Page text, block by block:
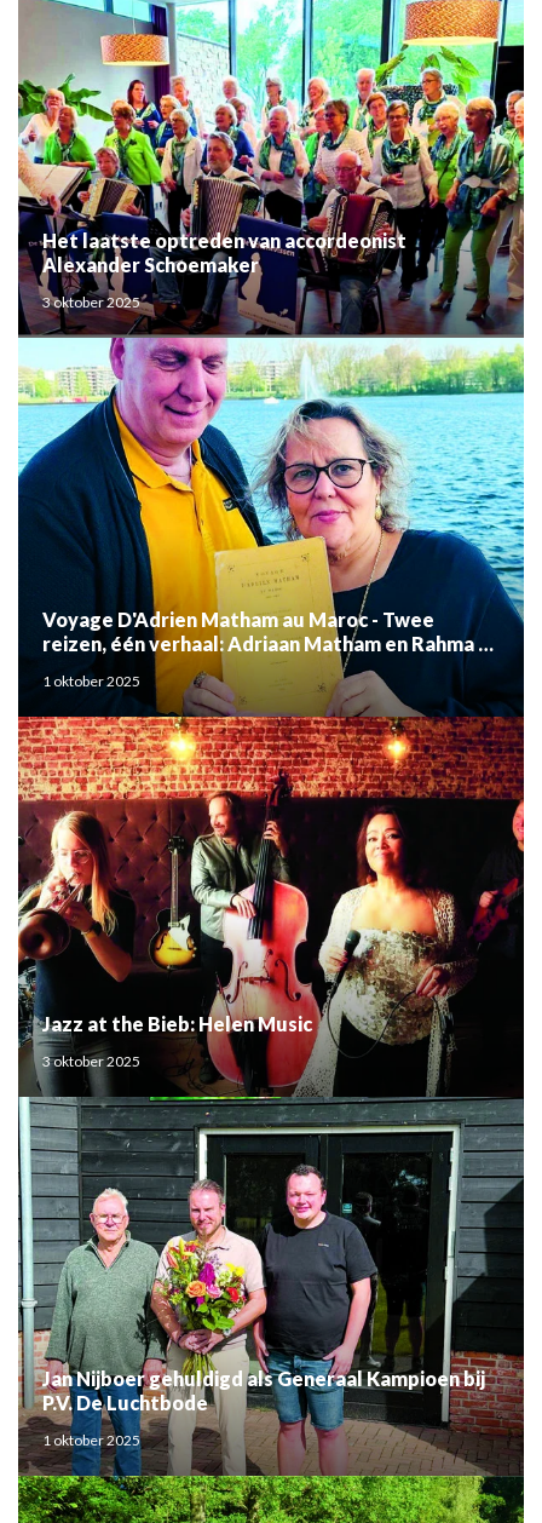
Het laatste optreden van accordeonist
Alexander Schoemaker
3 oktober 2025
Voyage D'Adrien Matham au Maroc - Twee
reizen, één verhaal: Adriaan Matham en Rahma el
Mouden
1 oktober 2025
Jazz at the Bieb: Helen Music
3 oktober 2025
Jan Nijboer gehuldigd als Generaal Kampioen bij
P.V. De Luchtbode
1 oktober 2025